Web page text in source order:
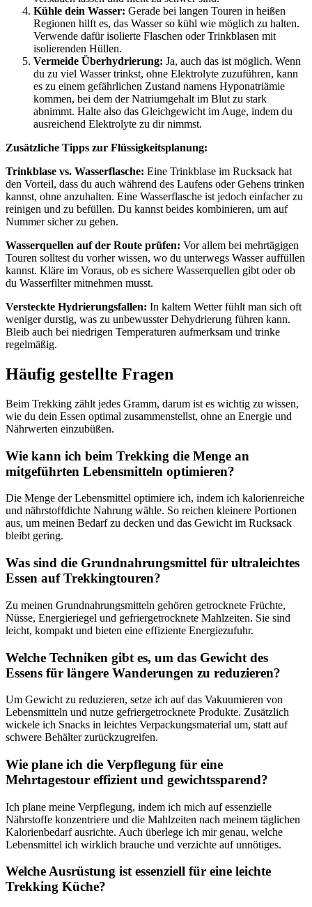
Kühle dein Wasser: Gerade bei langen Touren in heißen
Regionen hilft es, das Wasser so kühl wie möglich zu halten.
Verwende dafür isolierte Flaschen oder Trinkblasen mit
isolierenden Hüllen.
Vermeide Überhydrierung: Ja, auch das ist möglich. Wenn
du zu viel Wasser trinkst, ohne Elektrolyte zuzuführen, kann
es zu einem gefährlichen Zustand namens Hyponatriämie
kommen, bei dem der Natriumgehalt im Blut zu stark
abnimmt. Halte also das Gleichgewicht im Auge, indem du
ausreichend Elektrolyte zu dir nimmst.
Zusätzliche Tipps zur Flüssigkeitsplanung:
Trinkblase vs. Wasserflasche: Eine Trinkblase im Rucksack hat
den Vorteil, dass du auch während des Laufens oder Gehens trinken
kannst, ohne anzuhalten. Eine Wasserflasche ist jedoch einfacher zu
reinigen und zu befüllen. Du kannst beides kombinieren, um auf
Nummer sicher zu gehen.
Wasserquellen auf der Route prüfen: Vor allem bei mehrtägigen
Touren solltest du vorher wissen, wo du unterwegs Wasser auffüllen
kannst. Kläre im Voraus, ob es sichere Wasserquellen gibt oder ob
du Wasserfilter mitnehmen musst.
Versteckte Hydrierungsfallen: In kaltem Wetter fühlt man sich oft
weniger durstig, was zu unbewusster Dehydrierung führen kann.
Bleib auch bei niedrigen Temperaturen aufmerksam und trinke
regelmäßig.
Häufig gestellte Fragen
Beim Trekking zählt jedes Gramm, darum ist es wichtig zu wissen,
wie du dein Essen optimal zusammenstellst, ohne an Energie und
Nährwerten einzubüßen.
Wie kann ich beim Trekking die Menge an
mitgeführten Lebensmitteln optimieren?
Die Menge der Lebensmittel optimiere ich, indem ich kalorienreiche
und nährstoffdichte Nahrung wähle. So reichen kleinere Portionen
aus, um meinen Bedarf zu decken und das Gewicht im Rucksack
bleibt gering.
Was sind die Grundnahrungsmittel für ultraleichtes
Essen auf Trekkingtouren?
Zu meinen Grundnahrungsmitteln gehören getrocknete Früchte,
Nüsse, Energieriegel und gefriergetrocknete Mahlzeiten. Sie sind
leicht, kompakt und bieten eine effiziente Energiezufuhr.
Welche Techniken gibt es, um das Gewicht des
Essens für längere Wanderungen zu reduzieren?
Um Gewicht zu reduzieren, setze ich auf das Vakuumieren von
Lebensmitteln und nutze gefriergetrocknete Produkte. Zusätzlich
wickele ich Snacks in leichtes Verpackungsmaterial um, statt auf
schwere Behälter zurückzugreifen.
Wie plane ich die Verpflegung für eine
Mehrtagestour effizient und gewichtssparend?
Ich plane meine Verpflegung, indem ich mich auf essenzielle
Nährstoffe konzentriere und die Mahlzeiten nach meinem täglichen
Kalorienbedarf ausrichte. Auch überlege ich mir genau, welche
Lebensmittel ich wirklich brauche und verzichte auf unnötiges.
Welche Ausrüstung ist essenziell für eine leichte
Trekking Küche?